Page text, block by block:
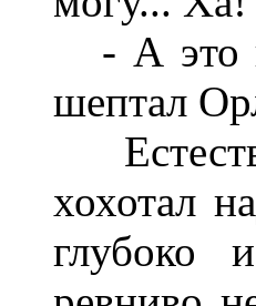
- А это
шептал
хохотал
глубоко